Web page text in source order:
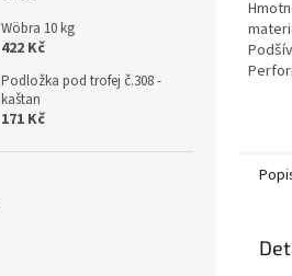
Wöbra 10 kg
422 Kč
Podložka pod trofej č.308 -
kaštan
171 Kč